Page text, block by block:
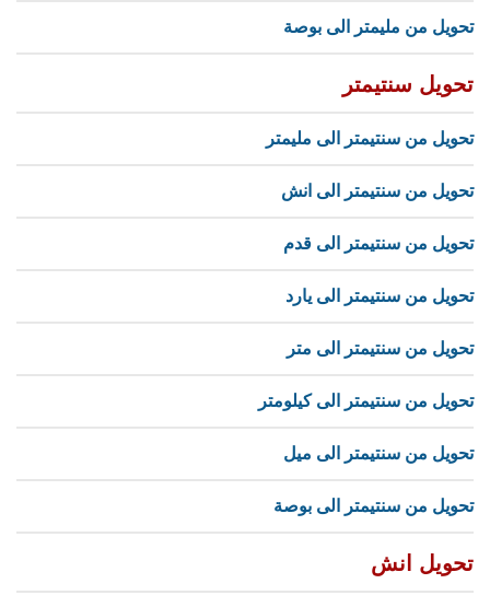
تحويل من مليمتر الى بوصة
تحويل سنتيمتر
تحويل من سنتيمتر الى مليمتر
تحويل من سنتيمتر الى انش
تحويل من سنتيمتر الى قدم
تحويل من سنتيمتر الى يارد
تحويل من سنتيمتر الى متر
تحويل من سنتيمتر الى كيلومتر
تحويل من سنتيمتر الى ميل
تحويل من سنتيمتر الى بوصة
تحويل انش